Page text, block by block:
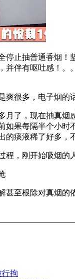
停止抽普通香烟
并伴有呕吐感！
爽很多，电子烟的
月了，现在抽真
如果每隔半个小
痰液稀了好多
，刚开始吸烟的
甚至根除对真烟的
拘